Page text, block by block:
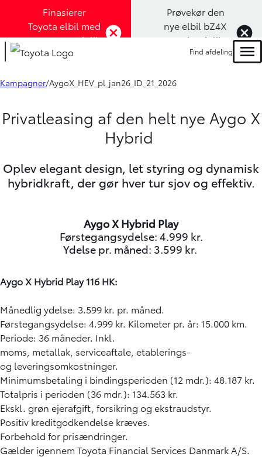
Finasierer
Toyota elbil med
1,99% rente (Klik
her)
Prøvekør den
nye elbil bZ4X
Touring (Klik
her)
Find afdeling
Kampagner AygoX_HEV_pl_jan26_ID_21_2026
Privatleasing af den helt nye Aygo X
Hybrid
Oplev elegant design, let styring og dynamisk
hybridkraft, der gør hver tur sjov og effektiv.
Aygo X Hybrid Play
Førstegangsydelse: 4.999 kr.
Ydelse pr. måned: 3.599 kr.
Aygo X Hybrid Play 116 HK:
Månedlig ydelse: 3.599 kr. pr. måned.
Førstegangsydelse: 4.999 kr. Kilometer pr. år: 15.000 km.
Periode: 36 måneder. Inkl.
moms, metallak, serviceaftale, etablerings-
og leveringsomkostninger.
Minimumsbetaling i bindingsperioden (12 mdr.): 48.187 kr.
Totalpris i perioden (36 mdr.): 134.563 kr.
Ekskl. grøn ejerafgift, forsikring og ekstraudstyr.
Positiv kreditgodkendelse kræves.
Forbehold for prisændringer.
Gælder igennem Toyota Financial Services Danmark A/S.